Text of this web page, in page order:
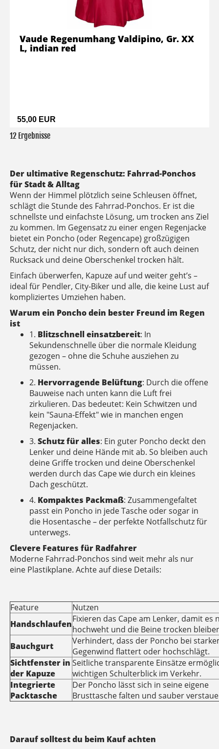
55,00 EUR
Vaude Regenumhang Valdipino, Gr. XX
L, indian red
12 Ergebnisse
Der ultimative Regenschutz: Fahrrad-Ponchos
für Stadt & Alltag
Wenn der Himmel plötzlich seine Schleusen öffnet,
schlägt die Stunde des Fahrrad-Ponchos. Er ist die
schnellste und einfachste Lösung, um trocken ans Ziel
zu kommen. Im Gegensatz zu einer engen Regenjacke
bietet ein Poncho (oder Regencape) großzügigen
Schutz, der nicht nur dich, sondern oft auch deinen
Rucksack und deine Oberschenkel trocken hält.
Einfach überwerfen, Kapuze auf und weiter geht’s –
ideal für Pendler, City-Biker und alle, die keine Lust auf
kompliziertes Umziehen haben.
Warum ein Poncho dein bester Freund im Regen
ist
1. Blitzschnell einsatzbereit: In
Sekundenschnelle über die normale Kleidung
gezogen – ohne die Schuhe ausziehen zu
müssen.
2. Hervorragende Belüftung: Durch die offene
Bauweise nach unten kann die Luft frei
zirkulieren. Das bedeutet: Kein Schwitzen und
kein "Sauna-Effekt" wie in manchen engen
Regenjacken.
3. Schutz für alles: Ein guter Poncho deckt den
Lenker und deine Hände mit ab. So bleiben auch
deine Griffe trocken und deine Oberschenkel
werden durch das Cape wie durch ein kleines
Dach geschützt.
4. Kompaktes Packmaß: Zusammengefaltet
passt ein Poncho in jede Tasche oder sogar in
die Hosentasche – der perfekte Notfallschutz für
unterwegs.
Clevere Features für Radfahrer
Moderne Fahrrad-Ponchos sind weit mehr als nur
eine Plastikplane. Achte auf diese Details:
Feature
Nutzen
HandschlaufenFixieren das Cape am Lenker, damit es
hochweht und die Beine trocken
Bauchgurt
Verhindert, dass der Poncho bei
Gegenwind flattert oder hochschlägt.
Sichtfenster in
der Kapuze
Seitliche transparente Einsätze
wichtigen Schulterblick im Verkehr.
Integrierte
Packtasche
Der Poncho lässt sich in seine eigene
Brusttasche falten und sauber
Darauf solltest du beim Kauf achten